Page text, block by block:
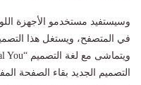
وسيستفيد مستخدمو الأجهزة
في المتصفح، ويستغل هذا
التصميم الجديد بقاء الصفحة